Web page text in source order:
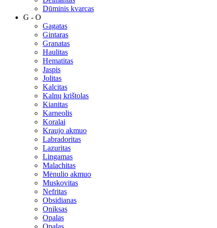
Dūminis kvarcas
G - O
Gagatas
Gintaras
Granatas
Haulitas
Hematitas
Jaspis
Jolitas
Kalcitas
Kalnų krištolas
Kianitas
Karneolis
Koralai
Kraujo akmuo
Labradoritas
Lazuritas
Lingamas
Malachitas
Mėnulio akmuo
Muskovitas
Nefritas
Obsidianas
Oniksas
Opalas
Opalas